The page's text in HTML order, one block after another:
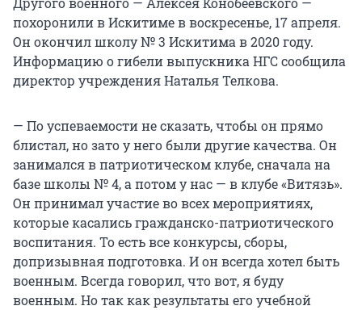
похоронили в Искитиме в воскресенье, 17 апреля.
Он окончил школу № 3 Искитима в 2020 году.
Информацию о гибели выпускника НГС сообщила
директор учреждения Наталья Телкова.
— По успеваемости не сказать, чтобы он прямо
блистал, но зато у него были другие качества. Он
занимался в патриотическом клубе, сначала на
базе школы № 4, а потом у нас — в клубе «Витязь».
Он принимал участие во всех мероприятиях,
которые касались гражданско-патриотического
воспитания. То есть все конкурсы, сборы,
допризывная подготовка. И он всегда хотел быть
военным. Всегда говорил, что вот, я буду
военным. Но так как результаты его учебной